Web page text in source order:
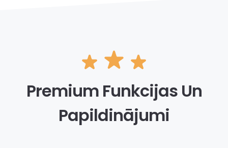
Premium Funkcijas Un
Papildinājumi